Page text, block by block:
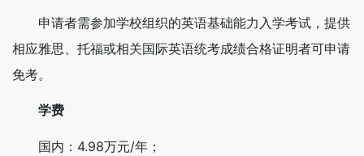
申请者需参加学校组织的英语基础能力入学考试，提供
相应雅思、托福或相关国际英语统考成绩合格证明者可申请
免考。
学费
国内：4.98万元/年；